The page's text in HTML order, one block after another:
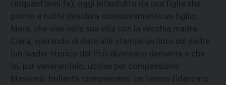
cinquant'anni fa), oggi infastidito da una figlia che
giorno e notte desidera ossessivamente un figlio;
Mara, che vive nella sua villa con la vecchia madre
Clara, sperando di dare alle stampe un libro sul padre
(un leader storico del Pci) diventato demente e che
lei, pur venerandolo, uccise per compassione;
Massimo, brillante compaesano, un tempo fidanzato